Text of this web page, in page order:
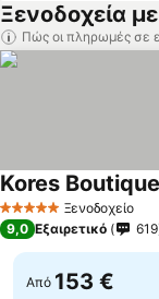
Ξενοδοχεία
Πώς οι πληρωμές σε
5 Αστέρια Ξενοδοχείο
Kores
9,0 Εξαιρετικό 619
Από 153 €